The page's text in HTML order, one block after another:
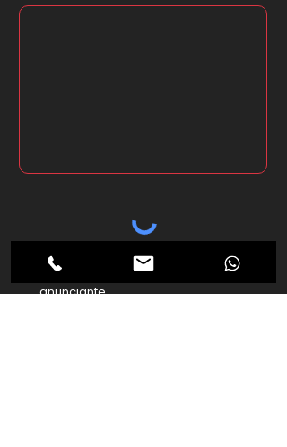
*Ao clicar no botão abaixo seus
dados serão enviados ao
anunciante.